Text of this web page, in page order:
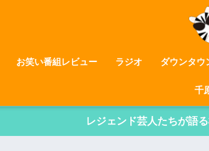
お笑い番組レビュー ラジオ ダウンタウ
千
レジェンド芸人たちが語